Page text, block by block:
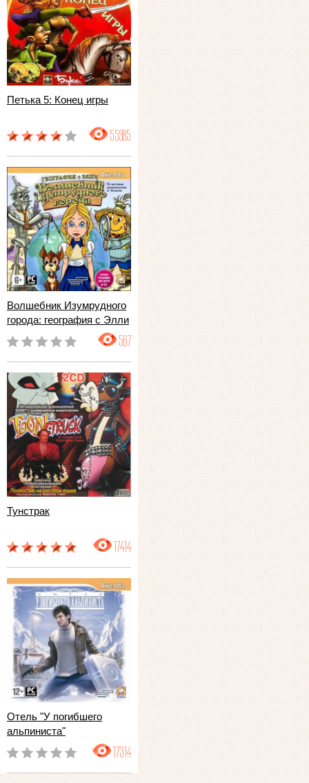
Петька 5: Конец игры
55985
Волшебник Изумрудного
города: география с Элли
567
Тунстрак
17414
Отель "У погибшего
альпиниста"
17314